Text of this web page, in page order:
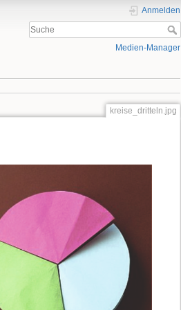
Anmelden
Medien-Manager
kreise_dritteln.jpg